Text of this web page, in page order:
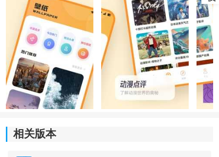
确认信息无误后，即可成功注册并登录到你的拷贝漫画
账号。
《拷贝漫画app免费版》软件优势:
1.将各种不同的漫画资源进行了非常详细的划分，方便用
户来进行查找。
2.里面所有的漫画在更新的第一时间就能够提醒用户，这
3.也能够将自己感兴趣的资源添加到书架中，方便下次来
相关版本